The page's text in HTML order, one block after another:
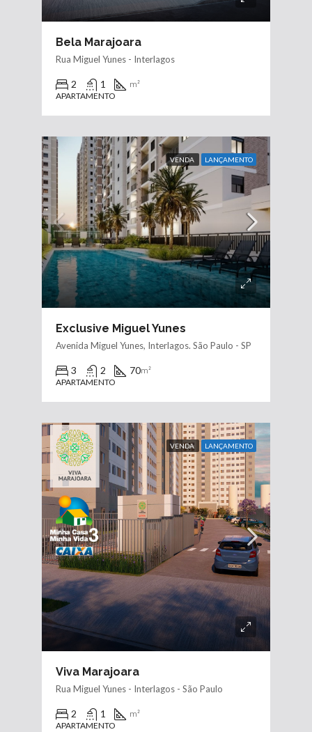
Bela Marajoara
Rua Miguel Yunes - Interlagos
2 1
m²
APARTAMENTO
VENDA LANÇAMENTO
Exclusive Miguel Yunes
Avenida Miguel Yunes, Interlagos. São Paulo - SP
3 2 70m²
APARTAMENTO
VENDA LANÇAMENTO
Viva Marajoara
Rua Miguel Yunes - Interlagos - São Paulo
2 1
m²
APARTAMENTO